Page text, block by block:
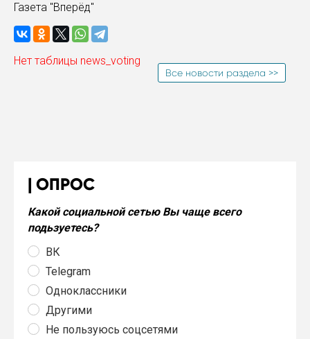
Газета "Вперёд"
Нет таблицы news_voting
Все новости раздела >>
ОПРОС
Какой социальной сетью Вы чаще всего
подьзуетесь?
ВК
Telegram
Одноклассники
Другими
Не пользуюсь соцсетями